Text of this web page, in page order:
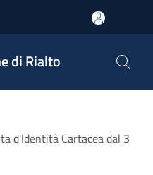
di Rialto
d'Identità Cartacea dal 3